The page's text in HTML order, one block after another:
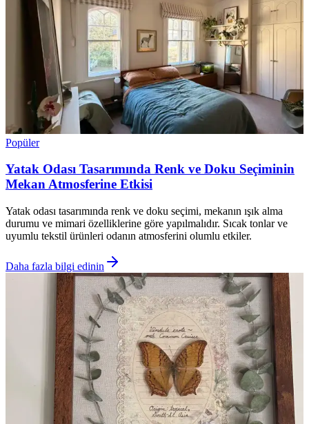
Popüler
Yatak Odası Tasarımında Renk ve Doku Seçiminin
Mekan Atmosferine Etkisi
Yatak odası tasarımında renk ve doku seçimi, mekanın ışık alma
durumu ve mimari özelliklerine göre yapılmalıdır. Sıcak tonlar ve
uyumlu tekstil ürünleri odanın atmosferini olumlu etkiler.
Daha fazla bilgi edinin